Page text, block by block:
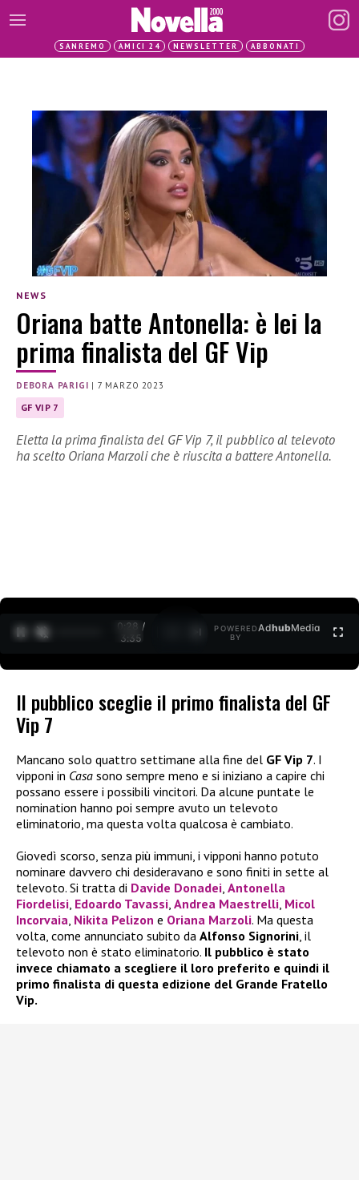
SANREMO AMICI 24 NEWSLETTER ABBONATI
NEWS
Oriana batte Antonella: è lei la
prima finalista del GF Vip
DEBORA PARIGI | 7 MARZO 2023
GF VIP 7
Eletta la prima finalista del GF Vip 7, il pubblico al televoto
ha scelto Oriana Marzoli che è riuscita a battere Antonella.
0:29 /
3:35
POWERED
BY
AdhubMedia
Il pubblico sceglie il primo finalista del GF
Vip 7
Mancano solo quattro settimane alla fine del GF Vip 7. I
vipponi in Casa sono sempre meno e si iniziano a capire chi
possano essere i possibili vincitori. Da alcune puntate le
nomination hanno poi sempre avuto un televoto
eliminatorio, ma questa volta qualcosa è cambiato.
Giovedì scorso, senza più immuni, i vipponi hanno potuto
nominare davvero chi desideravano e sono finiti in sette al
televoto. Si tratta di Davide Donadei, Antonella
Fiordelisi, Edoardo Tavassi, Andrea Maestrelli, Micol
Incorvaia, Nikita Pelizon e Oriana Marzoli. Ma questa
volta, come annunciato subito da Alfonso Signorini, il
televoto non è stato eliminatorio. Il pubblico è stato
invece chiamato a scegliere il loro preferito e quindi il
primo finalista di questa edizione del Grande Fratello
Vip.